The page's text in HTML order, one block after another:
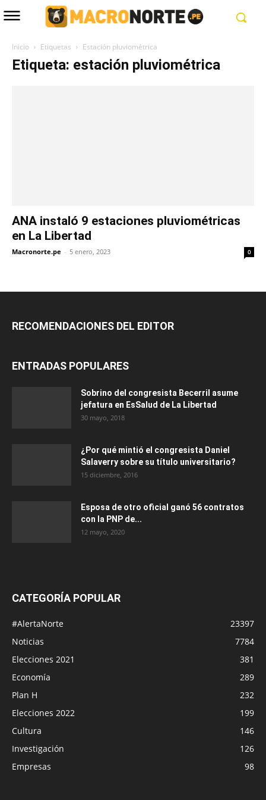
Inicio Etiquetas Estación pluviométrica
Etiqueta: estación pluviométrica
ANA instaló 9 estaciones pluviométricas
en La Libertad
Macronorte.pe - 5 enero, 2023 0
RECOMENDACIONES DEL EDITOR
ENTRADAS POPULARES
Sobrino del congresista Becerril asume
jefatura en EsSalud de La Libertad
30 mayo, 2018
¿Por qué mintió el congresista Daniel
Salaverry sobre su título universitario?
15 diciembre, 2016
Esposa de otro oficial ganó 56 contratos
con la PNP de...
12 mayo, 2020
CATEGORÍA POPULAR
#AlertaNorte
23397
Noticias
7784
Elecciones 2021
381
Economía
289
Plan H
232
Elecciones 2022
199
Cultura
146
Investigación
126
Empresas
98